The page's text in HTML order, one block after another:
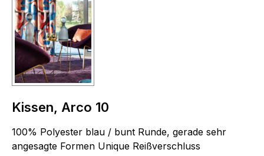
Kissen, Arco 10
100% Polyester blau / bunt Runde, gerade sehr
angesagte Formen Unique Reißverschluss